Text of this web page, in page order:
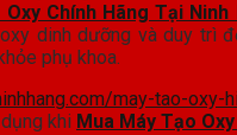
Chính Hãng Tại Ninh
dinh dưỡng và duy trì
phụ khoa.
khi Mua Máy Tạo